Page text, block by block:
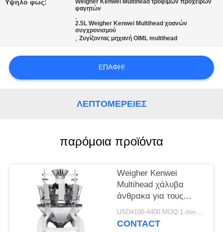
ΑΠΌΣΠΑΣΜΑ
PRIVACY
Υψηλό φως:
Weigher Kenwei Multihead τροφίμων πρόχειρων
φαγητών
,
2.5L Weigher Kenwei Multihead χοανών
συγχρονισμού
,Ζυγίζοντας μηχανή OIML multihead
ΕΠΑΦΉ!
ΛΕΠΤΟΜΈΡΕΙΕΣ
παρόμοια προϊόντα
Weigher Kenwei
Multihead χάλυβα
άνθρακα για τους
σπόρους
USD4100-4400 MOQ:1 σύνολο
CONTACT